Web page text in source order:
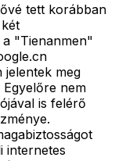
tett korábban
"Tienanmen"
jelentek meg
nem
is felérő
internetes